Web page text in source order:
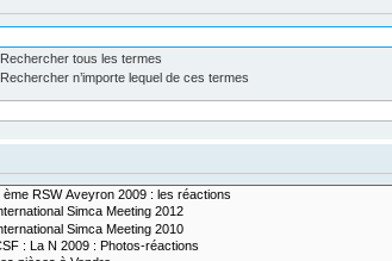
Rechercher tous les termes
Rechercher n’importe lequel de ces termes